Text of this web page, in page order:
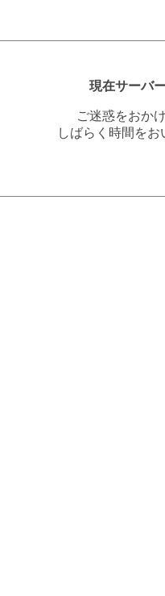
現在サーバ
ご迷惑をおか
しばらく時間を